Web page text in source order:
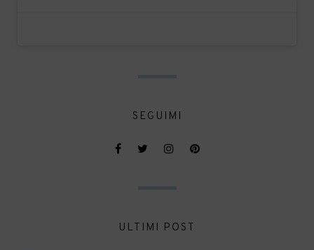
SEGUIMI
ULTIMI POST